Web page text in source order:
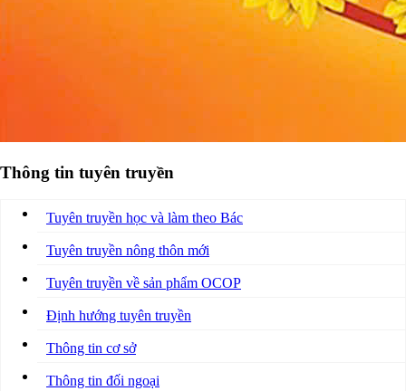
Thông tin tuyên truyền
Tuyên truyền học và làm theo Bác
Tuyên truyền nông thôn mới
Tuyên truyền về sản phẩm OCOP
Định hướng tuyên truyền
Thông tin cơ sở
Thông tin đối ngoại